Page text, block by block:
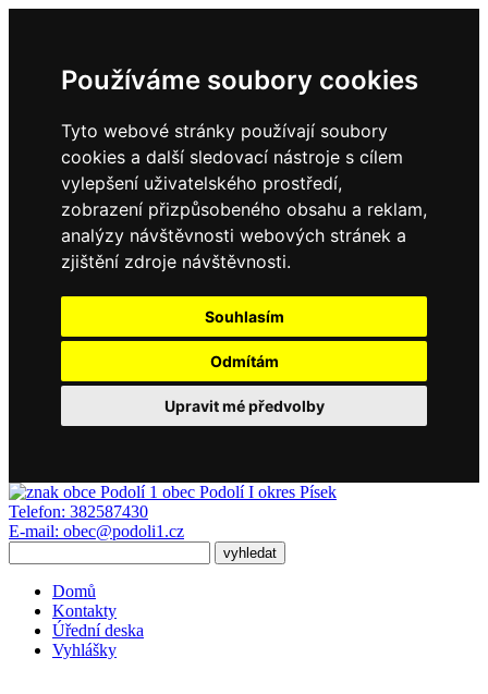
Používáme soubory cookies
Tyto webové stránky používají soubory
cookies a další sledovací nástroje s cílem
vylepšení uživatelského prostředí,
zobrazení přizpůsobeného obsahu a reklam,
analýzy návštěvnosti webových stránek a
zjištění zdroje návštěvnosti.
Souhlasím
Odmítám
Upravit mé předvolby
obec Podolí I okres Písek
Telefon: 382587430
E-mail: obec@podoli1.cz
Domů
Kontakty
Úřední deska
Vyhlášky